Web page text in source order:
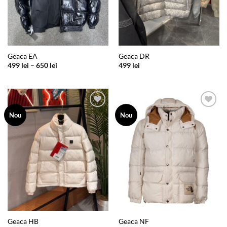
Geaca EA
499 lei – 650 leiInterval
până
la
650 lei
Geaca DR
499 lei
Nou
Add to
wishlist
Geaca HB
Nou
wishlist
Geaca NF